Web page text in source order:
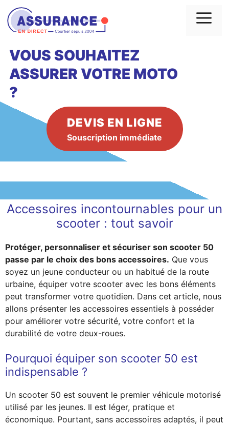
Aller
au
contenu
VOUS SOUHAITEZ
ASSURER VOTRE MOTO
?
DEVIS EN LIGNE
Souscription immédiate
Accessoires incontournables pour un
scooter : tout savoir
Protéger, personnaliser et sécuriser son scooter 50
passe par le choix des bons accessoires. Que vous
soyez un jeune conducteur ou un habitué de la route
urbaine, équiper votre scooter avec les bons éléments
peut transformer votre quotidien. Dans cet article, nous
allons présenter les accessoires essentiels à posséder
pour améliorer votre sécurité, votre confort et la
durabilité de votre deux-roues.
Pourquoi équiper son scooter 50 est
indispensable ?
Un scooter 50 est souvent le premier véhicule motorisé
utilisé par les jeunes. Il est léger, pratique et
économique. Pourtant, sans accessoires adaptés, il peut